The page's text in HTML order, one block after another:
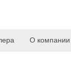
О компании